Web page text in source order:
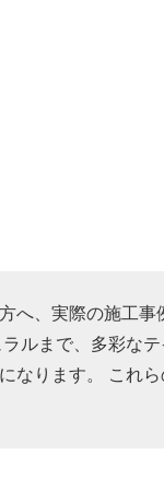
へ、実際の施工
ルまで、多彩な
なります。 これ